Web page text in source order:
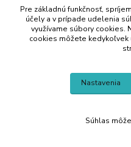
+421 908 700 612
po-pia: 8.00 - 16.00
business@jtf.sk
Pre základnú funkčnosť,
účely a v prípade udelenia
využívame súbory cookies.
cookies môžete
Nastavenia
Súhlas